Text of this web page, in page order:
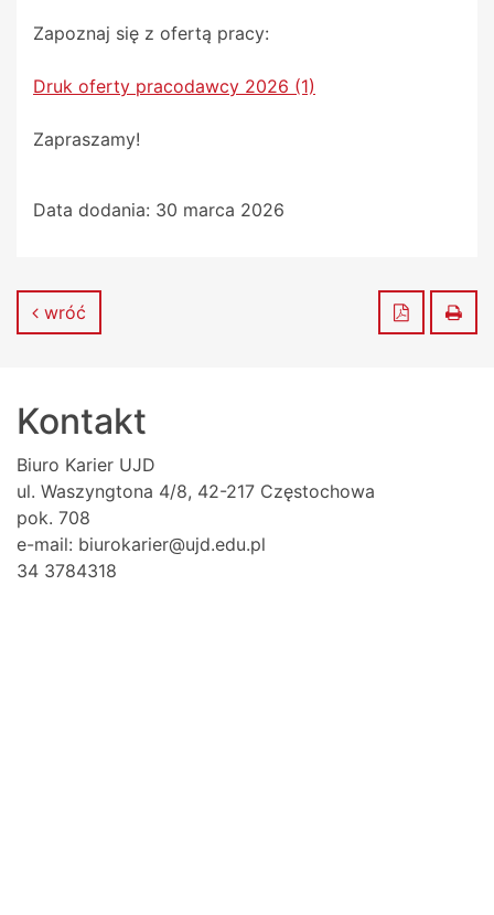
Zapoznaj się z ofertą pracy:
Druk oferty pracodawcy 2026 (1)
Zapraszamy!
Data dodania: 30 marca 2026
wróć Zapisz do
Kontakt
Biuro Karier UJD
ul. Waszyngtona 4/8, 42-217 Częstochowa
pok. 708
e-mail: biurokarier@ujd.edu.pl
34 3784318